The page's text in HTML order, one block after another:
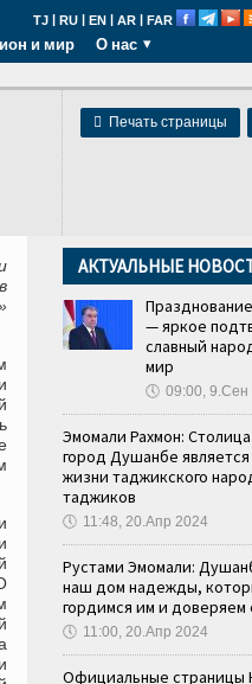
TJ | RU | EN | AR | FAR
и мир О нас
 Печать страницы
АКТУАЛЬНЫЕ
— яркое
славный
мир
🕔 09:00, 9.Сен
Эмомали Рахмон:
город Душанбе
жизни таджикского
таджиков
🕔 11:48, 20.Апр 2024
Рустами Эмомали:
наш дом надежды,
гордимся им и доверяем
🕔 11:00, 20.Апр 2024
Официальные страницы